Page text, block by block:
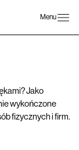
Menu
Jako
wykończone
fizycznych i firm.